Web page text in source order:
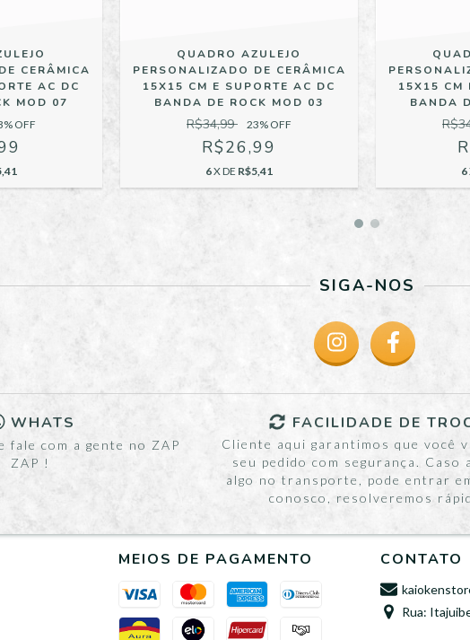
CERÂMICA
AC DC
MOD 07
% OFF
QUADRO AZULEJO
PERSONALIZADO DE CERÂMICA
15X15 CM E SUPORTE AC DC
BANDA DE ROCK MOD 03
R$34,99 23% OFF
R$26,99
6X DE R$5,41
15X15 CM
BANDA
6
SIGA-NOS
WHATS
fale com a gente no ZAP
ZAP !
FACILIDADE DE
Cliente aqui garantimos que você
seu pedido com segurança. Caso
algo no transporte, pode entrar
conosco, resolveremos
MEIOS DE PAGAMENTO CONTATO
Rua: